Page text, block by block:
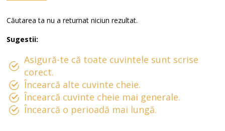
Căutarea ta nu a returnat niciun rezultat.
Sugestii:
Asigură-te că toate cuvintele sunt scrise
corect.
Încearcă alte cuvinte cheie.
Încearcă cuvinte cheie mai generale.
Încearcă o perioadă mai lungă.